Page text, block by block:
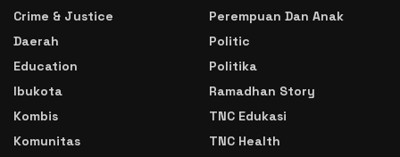
Crime & Justice
Daerah
Education
Ibukota
Kombis
Komunitas
Perempuan Dan Anak
Politic
Politika
Ramadhan Story
TNC Edukasi
TNC Health